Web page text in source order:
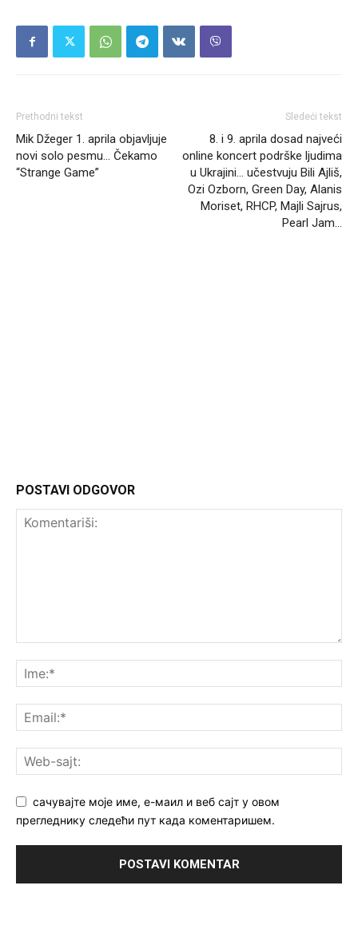
Prethodni tekst
Mik Džeger 1. aprila objavljuje
novi solo pesmu… Čekamo
“Strange Game”
Sledeći tekst
8. i 9. aprila dosad najveći
online koncert podrške ljudima
u Ukrajini… učestvuju Bili Ajliš,
Ozi Ozborn, Green Day, Alanis
Moriset, RHCP, Majli Sajrus,
Pearl Jam…
POSTAVI ODGOVOR
сачувајте моје име, е-маил и веб сајт у овом
прегледнику следећи пут када коментаришем.